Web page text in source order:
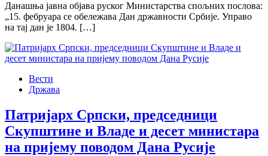
Данашња јавна објава руског Министарства спољних послова:
„15. фебруара се обележава Дан државности Србије. Управо
на тај дан је 1804. […]
Вести
Држава
Патријарх Српски, председници
Скупштине и Владе и десет министара
на пријему поводом Дана Русије